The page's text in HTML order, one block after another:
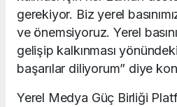
gerekiyor. Biz yerel
ve önemsiyoruz. Yerel
gelişip kalkınması
başarılar diliyorum” diye
Yerel Medya Güç Birliği